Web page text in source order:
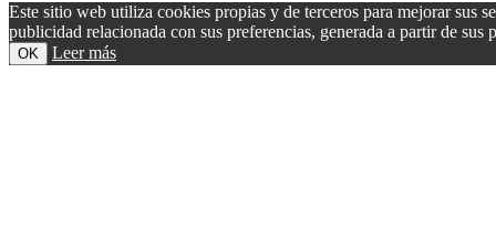
Este sitio web utiliza cookies propias y de terceros para mejorar sus
publicidad relacionada con sus preferencias, generada a partir de
OK Leer más